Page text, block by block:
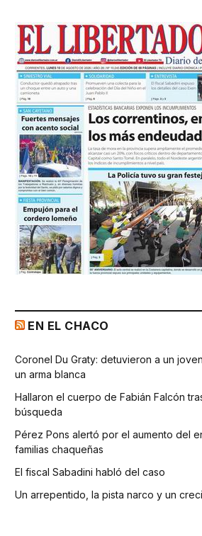
EN EL CHACO
Coronel Du Graty: detuvieron a un
un arma blanca
Hallaron el cuerpo de Fabián Falcón
búsqueda
Pérez Pons alertó por el aumento del
familias chaqueñas
El fiscal Sabadini habló del caso
Un arrepentido, la pista narco y un